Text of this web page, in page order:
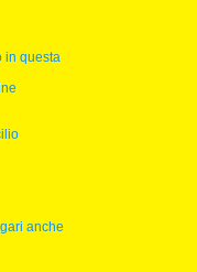
in questa
anche